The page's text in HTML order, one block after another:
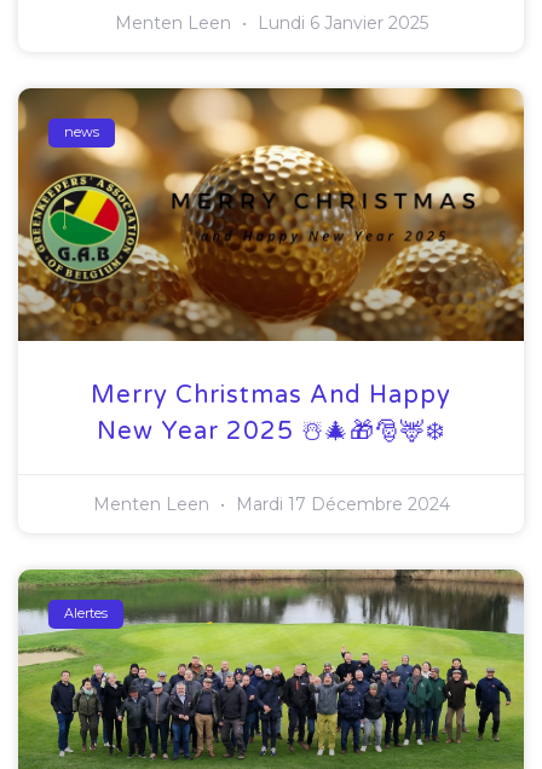
Menten Leen Lundi 6 Janvier 2025
news
Merry Christmas And Happy
New Year 2025 ☃️🎄🎁🎅🦌❄️
Menten Leen Mardi 17 Décembre 2024
Alertes